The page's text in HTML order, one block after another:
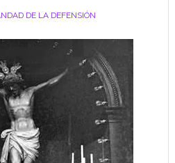
DE LA DEFENSIÓN